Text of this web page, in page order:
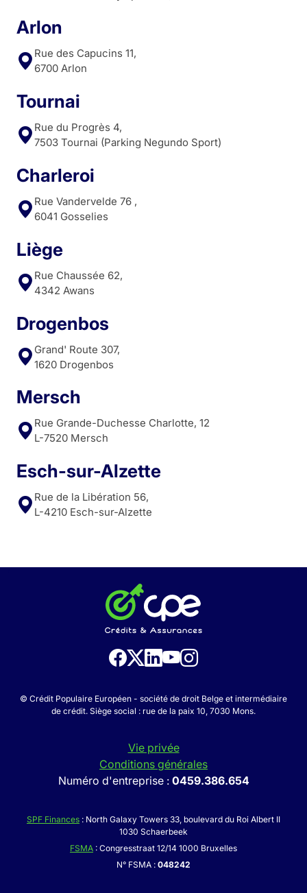
Arlon
Rue des Capucins 11,
6700 Arlon
Tournai
Rue du Progrès 4,
7503 Tournai (Parking Negundo Sport)
Charleroi
Rue Vandervelde 76 ,
6041 Gosselies
Liège
Rue Chaussée 62,
4342 Awans
Drogenbos
Grand' Route 307,
1620 Drogenbos
Mersch
Rue Grande-Duchesse Charlotte, 12
L-7520 Mersch
Esch-sur-Alzette
Rue de la Libération 56,
L-4210 Esch-sur-Alzette
© Crédit Populaire Européen - société de droit Belge et intermédiaire
de crédit. Siège social : rue de la paix 10, 7030 Mons.
Vie privée
Conditions générales
Numéro d'entreprise : 0459.386.654
SPF Finances : North Galaxy Towers 33, boulevard du Roi Albert II
1030 Schaerbeek
FSMA : Congresstraat 12/14 1000 Bruxelles
N° FSMA : 048242